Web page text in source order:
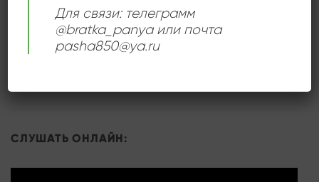
СОСТОЯНИЕ Near Mint (NM/M-)
СЛУШАТЬ ОНЛАЙН:
Для связи: телеграмм
@bratka_panya или почта
pasha850@ya.ru